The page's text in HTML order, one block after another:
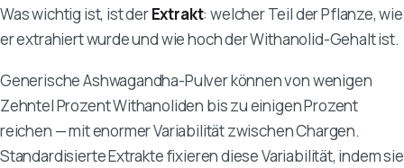
Was wichtig ist, ist derExtrakt: welcher Teil der Pflanze, wie
er extrahiert wurde und wie hoch der Withanolid-Gehalt ist.
Generische Ashwagandha-Pulver können von wenigen
Zehntel Prozent Withanoliden bis zu einigen Prozent
reichen — mit enormer Variabilität zwischen Chargen.
Standardisierte Extrakte fixieren diese Variabilität, indem sie